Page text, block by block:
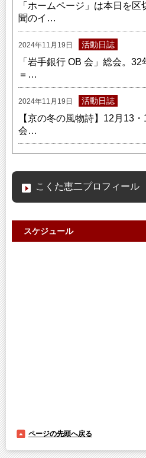
「ホームページ」は本日を
聞のイ…
2024年11月19日 活動日誌
「岩手銀行 OB 会」総会。
＝…
2024年11月19日 活動日誌
【京の冬の風物詩】12月13
会…
こくた恵二プロフィール
スケジュール
ページの先頭へ戻る